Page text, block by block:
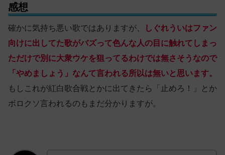
感想
確かに気持ち悪い歌ではありますが、
しぐれういはファン
向けに出してた歌がバズって色んな人の目に触れてしまっ
ただけで別に大衆ウケを狙ってるわけでは無さそうなので
「やめましょう」なんて言われる所以は無いと思います。
もしこれが紅白歌合戦とかに出てきたら「止めろ！」とか
ボロクソ言われるのもまだ分かりますが。